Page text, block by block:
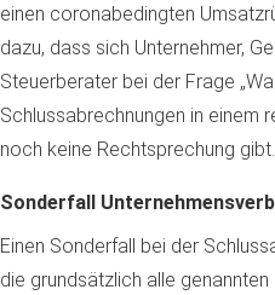
einen coronabedingten
dazu, dass sich Unternehmer,
Steuerberater bei der Frage
Schlussabrechnungen in einem
noch keine Rechtsprechung gibt.
Sonderfall
Einen Sonderfall bei der
die grundsätzlich alle